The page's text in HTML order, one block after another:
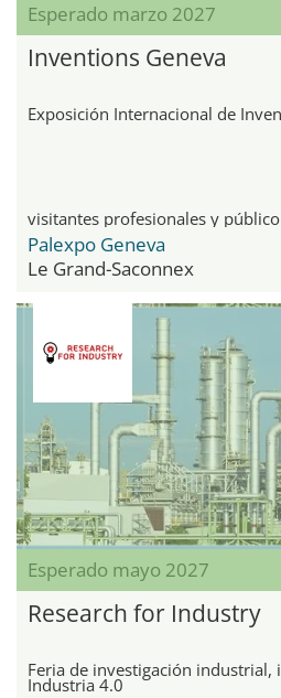
Esperado marzo 2027
Inventions Geneva
Exposición Internacional de
visitantes profesionales y
Palexpo Geneva
Le Grand-Saconnex
Esperado mayo 2027
Research for Industry
Feria de investigación industrial,
Industria 4.0